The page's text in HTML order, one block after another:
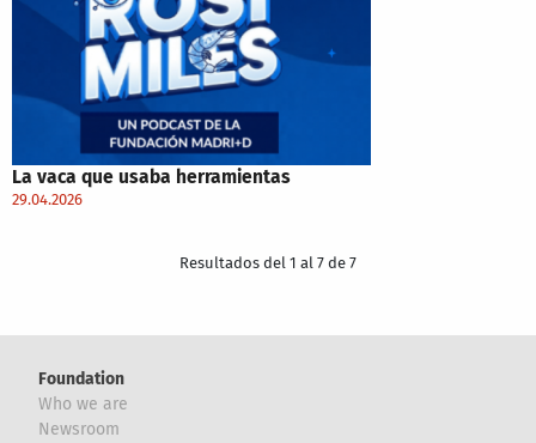
La vaca que usaba herramientas
29.04.2026
Resultados del 1 al 7 de 7
Foundation
Who we are
Newsroom